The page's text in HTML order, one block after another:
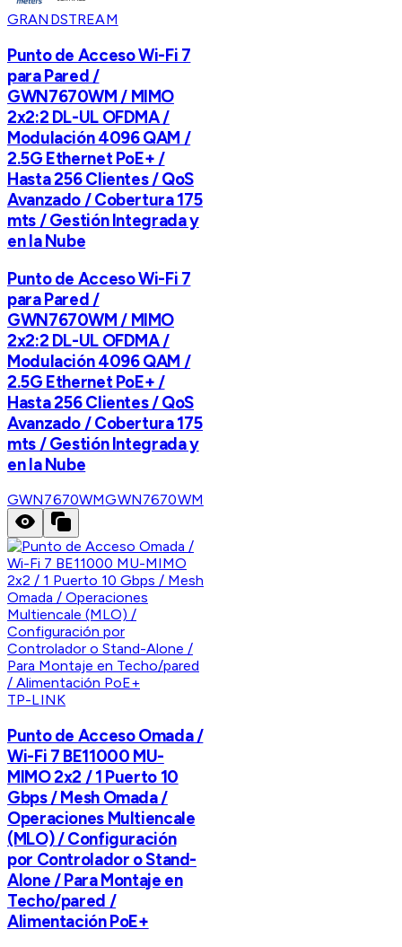
GRANDSTREAM
Punto de Acceso Wi-Fi 7
para Pared /
GWN7670WM / MIMO
2x2:2 DL-UL OFDMA /
Modulación 4096 QAM /
2.5G Ethernet PoE+ /
Hasta 256 Clientes / QoS
Avanzado / Cobertura 175
mts / Gestión Integrada y
en la Nube
Punto de Acceso Wi-Fi 7
para Pared /
GWN7670WM / MIMO
2x2:2 DL-UL OFDMA /
Modulación 4096 QAM /
2.5G Ethernet PoE+ /
Hasta 256 Clientes / QoS
Avanzado / Cobertura 175
mts / Gestión Integrada y
en la Nube
GWN7670WMGWN7670WM
TP-LINK
Punto de Acceso Omada /
Wi-Fi 7 BE11000 MU-
MIMO 2x2 / 1 Puerto 10
Gbps / Mesh Omada /
Operaciones Multiencale
(MLO) / Configuración
por Controlador o Stand-
Alone / Para Montaje en
Techo/pared /
Alimentación PoE+